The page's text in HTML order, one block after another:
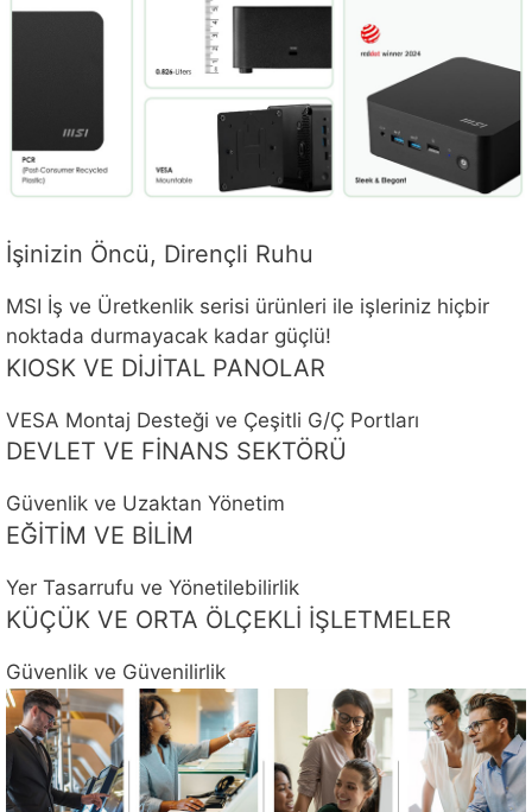
İşinizin Öncü, Dirençli Ruhu
MSI İş ve Üretkenlik serisi ürünleri ile işleriniz hiçbir
noktada durmayacak kadar güçlü!
KIOSK VE DİJİTAL PANOLAR
VESA Montaj Desteği ve Çeşitli G/Ç Portları
DEVLET VE FİNANS SEKTÖRÜ
Güvenlik ve Uzaktan Yönetim
EĞİTİM VE BİLİM
Yer Tasarrufu ve Yönetilebilirlik
KÜÇÜK VE ORTA ÖLÇEKLİ İŞLETMELER
Güvenlik ve Güvenilirlik